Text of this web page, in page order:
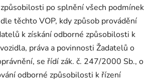
po splnění všech podmínek
těchto VOP, kdy způsob provádění
k získání odborné způsobilosti k
práva a povinnosti Žadatelů o
se řídí zák. č. 247/2000 Sb., o
odborné způsobilosti k řízení